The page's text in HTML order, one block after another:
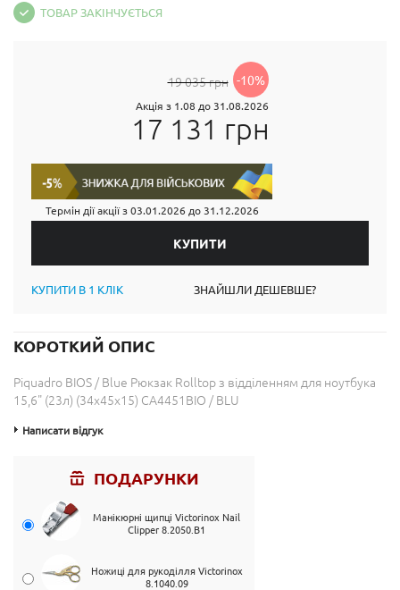
ТОВАР ЗАКІНЧУЄТЬСЯ
19 035 грн -10%
Акція з 1.08 до 31.08.2026
17 131 грн
Термін дії акції з03.01.2026 до 31.12.2026
КУПИТИ В 1 КЛІК ЗНАЙШЛИ ДЕШЕВШЕ?
КОРОТКИЙ ОПИС
Piquadro BIOS / Blue Рюкзак Rolltop з відділенням для ноутбука
15,6" (23л) (34x45x15) CA4451BIO / BLU
Написати відгук
ПОДАРУНКИ
Манікюрні щипці Victorinox Nail
Clipper 8.2050.B1
Ножиці для рукоділля Victorinox
8.1040.09